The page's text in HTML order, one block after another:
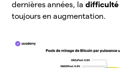
dernières années, la difficulté
toujours en augmentation.